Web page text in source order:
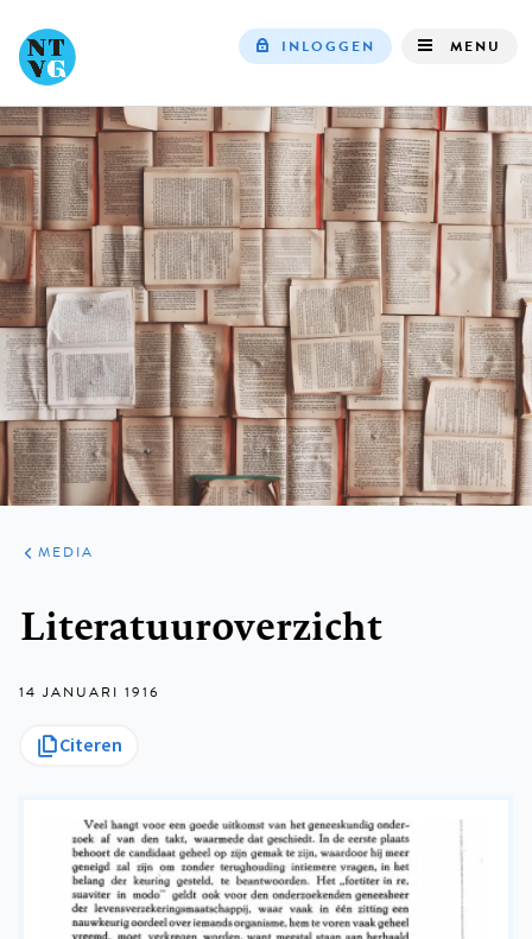
navigation
INLOGGEN MENU
ARTIKELEN
VARIA
MEDIA
Literatuuroverzicht
14 JANUARI 1916
Citeren